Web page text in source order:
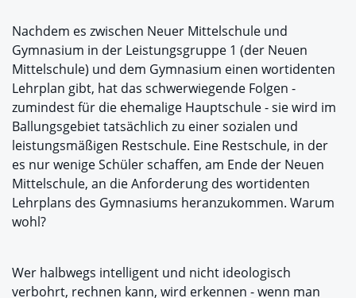
Nachdem es zwischen Neuer Mittelschule und
Gymnasium in der Leistungsgruppe 1 (der Neuen
Mittelschule) und dem Gymnasium einen wortidenten
Lehrplan gibt, hat das schwerwiegende Folgen -
zumindest für die ehemalige Hauptschule - sie wird im
Ballungsgebiet tatsächlich zu einer sozialen und
leistungsmäßigen Restschule. Eine Restschule, in der
es nur wenige Schüler schaffen, am Ende der Neuen
Mittelschule, an die Anforderung des wortidenten
Lehrplans des Gymnasiums heranzukommen. Warum
wohl?
Wer halbwegs intelligent und nicht ideologisch
verbohrt, rechnen kann, wird erkennen - wenn man